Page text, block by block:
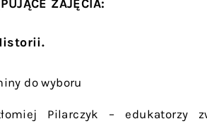
ZAJĘCIA:
do wyboru
Pilarczyk – edukatorzy